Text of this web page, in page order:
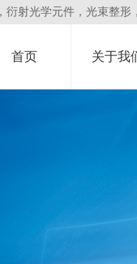
衍射光学元件，光束整
首页 关于我